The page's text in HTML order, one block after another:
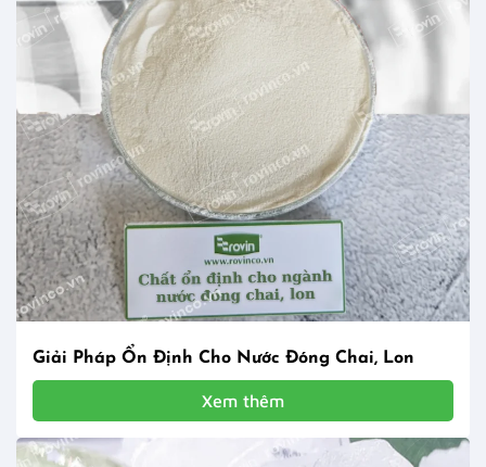
Giải Pháp Ổn Định Cho Nước Đóng Chai, Lon